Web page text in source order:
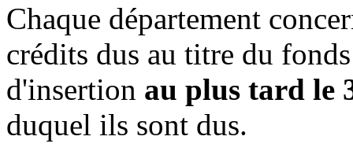
Chaque département
crédits dus au titre du
d'insertion au plus tard le
duquel ils sont dus.